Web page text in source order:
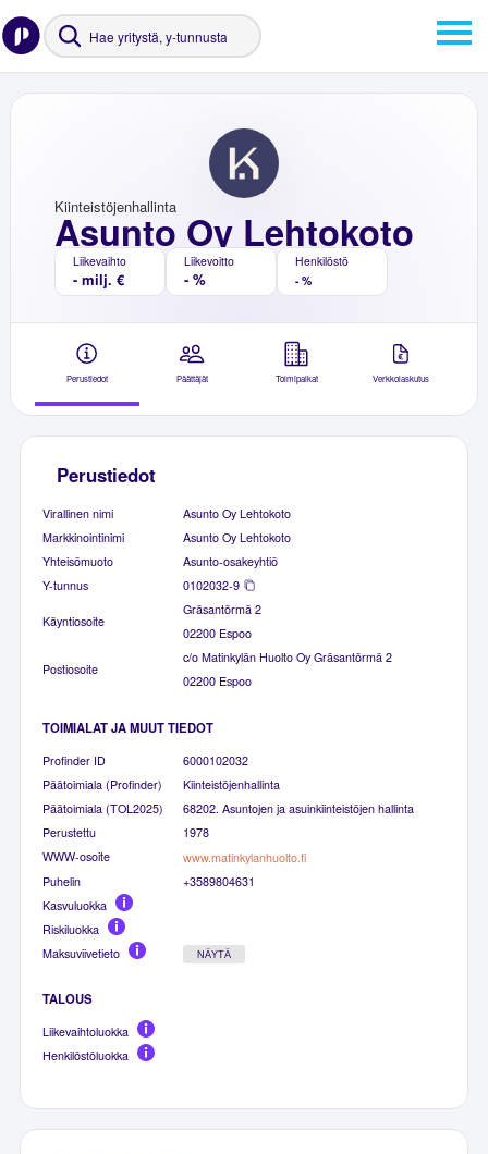
Asunto Oy Lehtokoto
Kiinteistöjenhallinta
Liikevaihto
- milj. €
Liikevoitto
- %
Henkilöstö
- %
Perustiedot Päättäjät Toimipaikat Verkkolaskutus
Perustiedot
Virallinen nimi
Asunto Oy Lehtokoto
Markkinointinimi
Asunto Oy Lehtokoto
Yhteisömuoto
Asunto-osakeyhtiö
Y-tunnus
0102032-9
Käyntiosoite
Gräsantörmä 2
02200 Espoo
Postiosoite
c/o Matinkylän Huolto Oy Gräsantörmä 2
02200 Espoo
TOIMIALAT JA MUUT TIEDOT
Profinder ID
6000102032
Päätoimiala (Profinder)
Kiinteistöjenhallinta
Päätoimiala (TOL2025)
68202. Asuntojen ja asuinkiinteistöjen hallinta
Perustettu
1978
WWW-osoite
www.matinkylanhuolto.fi
Puhelin
+3589804631
Kasvuluokka
Riskiluokka
Maksuviivetieto
NÄYTÄ
TALOUS
Liikevaihtoluokka
Henkilöstöluokka